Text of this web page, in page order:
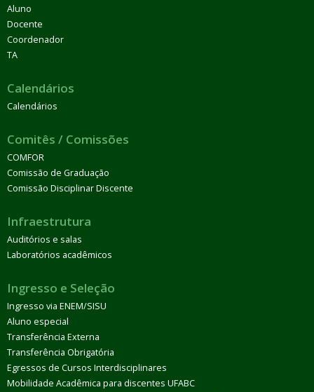
Aluno
Docente
Coordenador
TA
Calendários
Calendários
Comitês / Comissões
COMFOR
Comissão de Graduação
Comissão Disciplinar Discente
Infraestrutura
Auditórios e salas
Laboratórios acadêmicos
Ingresso e Seleção
Ingresso via ENEM/SISU
Aluno especial
Transferência Externa
Transferência Obrigatória
Egressos de Cursos Interdisciplinares
Mobilidade Acadêmica para discentes UFABC